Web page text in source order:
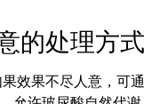
的处理方式
效果不尽人意，可